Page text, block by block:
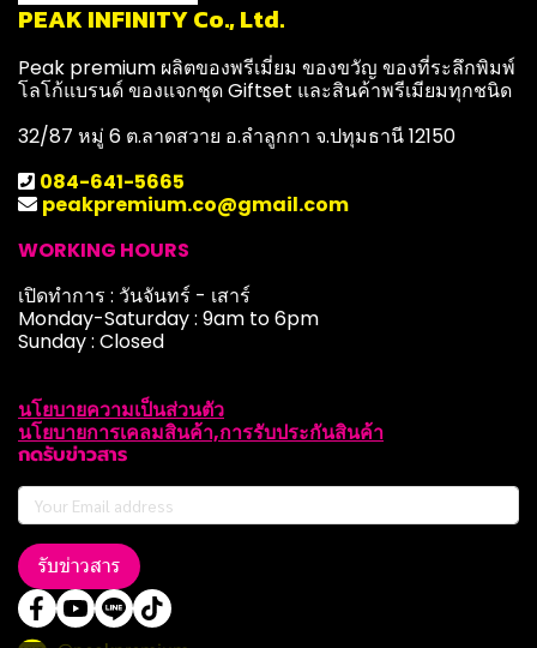
PEAK INFINITY Co., Ltd.
Peak premium ผลิตของพรีเมี่ยม ของขวัญ ของที่ระลึกพิมพ์
โลโก้แบรนด์ ของแจกชุด Giftset และสินค้าพรีเมียมทุกชนิด
32/87 หมู่ 6 ต.ลาดสวาย อ.ลำลูกกา จ.ปทุมธานี 12150
084-641-5665
peakpremium.co@gmail.com
WORKING HOURS
เปิดทำการ : วันจันทร์ - เสาร์
Monday-Saturday : 9am to 6pm
Sunday : Closed
นโยบายความเป็นส่วนตัว
นโยบายการเคลมสินค้า,การรับประกันสินค้า
กดรับข่าวสาร
รับข่าวสาร